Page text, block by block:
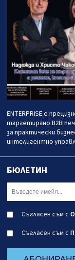
ENTERPRISE е
таргетирано B2B
за практически
интелигентно
БЮЛЕТИН
Съгласен съм с
Съгласен съм с